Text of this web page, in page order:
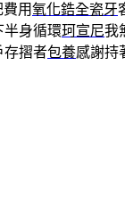
用氧化鋯全瓷牙
半身循環珂宣尼我
存摺者包養感謝持